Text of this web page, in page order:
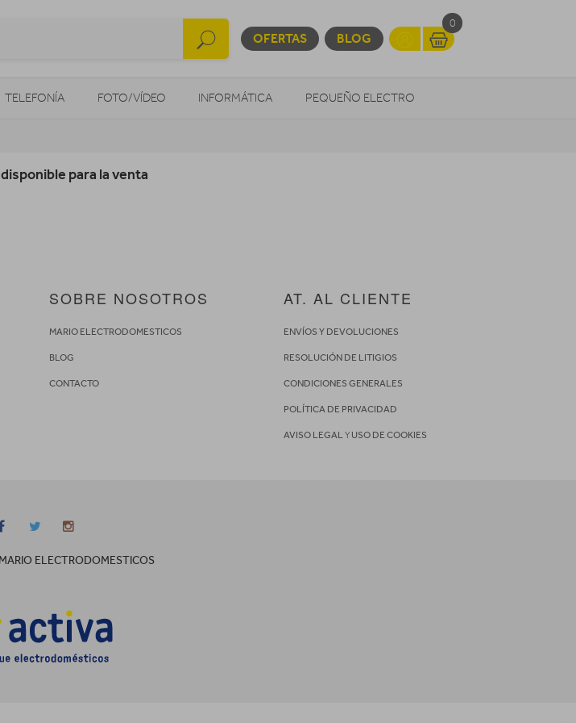
OFERTAS BLOG
0
TELEFONÍA FOTO/VÍDEO INFORMÁTICA PEQUEÑO ELECTRO
para la venta
SOBRE NOSOTROS
MARIO ELECTRODOMESTICOS
BLOG
CONTACTO
AT. AL CLIENTE
ENVÍOS Y DEVOLUCIONES
RESOLUCIÓN DE LITIGIOS
CONDICIONES GENERALES
POLÍTICA DE PRIVACIDAD
AVISO LEGALY USO DE COOKIES
ELECTRODOMESTICOS